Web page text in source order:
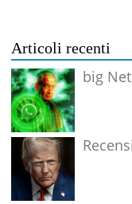
Articoli recenti
big